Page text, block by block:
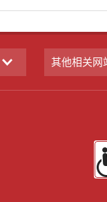
其他相关网